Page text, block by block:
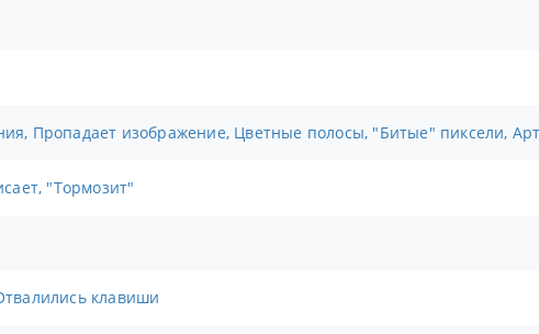
Пропадает изображение, Цветные полосы, "Битые" пиксели,
"Тормозит"
клавиши